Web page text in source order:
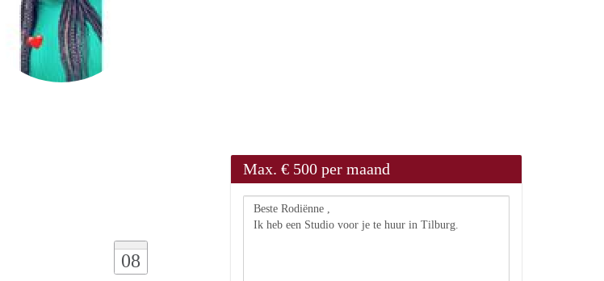
Alle veelgestelde vragen
08
Max. € 500 per maand